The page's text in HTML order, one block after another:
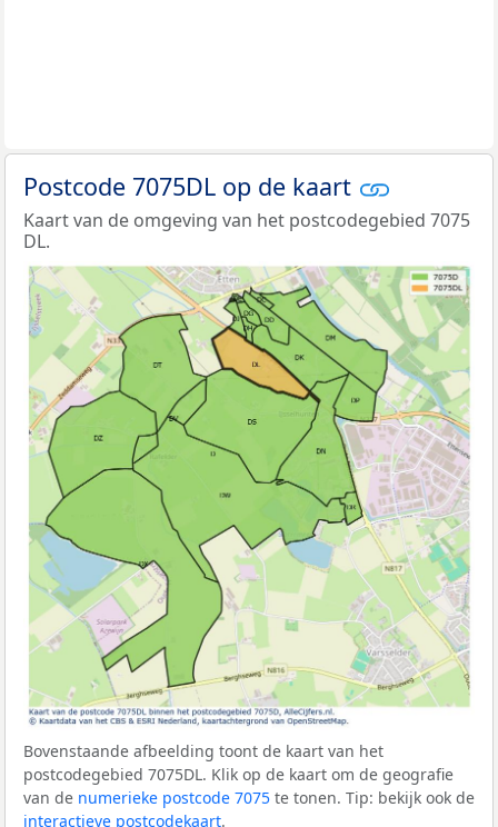
Postcode 7075DL op de kaart
Kaart van de omgeving van het postcodegebied 7075
DL.
Bovenstaande afbeelding toont de kaart van het
postcodegebied 7075DL. Klik op de kaart om de geografie
van de numerieke postcode 7075 te tonen. Tip: bekijk ook de
interactieve postcodekaart.